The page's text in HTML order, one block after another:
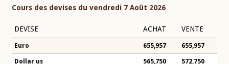
Cours des devises du vendredi 7 Août 2026
DEVISE ACHAT VENTE
Euro 655,957 655,957
Dollar us 565,750 572,750